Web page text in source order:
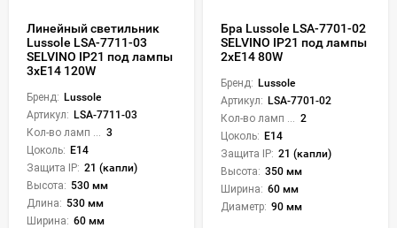
Линейный светильник
Lussole LSA-7711-03
SELVINO IP21 под лампы
3xE14 120W
Бренд: Lussole
Артикул: LSA-7711-03
3
Цоколь: E14
Защита IP: 21 (капли)
Высота: 530 мм
Длина: 530 мм
Ширина: 60 мм
Бра Lussole LSA-7701-02
SELVINO IP21 под лампы
2xE14 80W
Бренд: Lussole
Артикул: LSA-7701-02
2
Цоколь: E14
Защита IP: 21 (капли)
Высота: 350 мм
Ширина: 60 мм
Диаметр: 90 мм